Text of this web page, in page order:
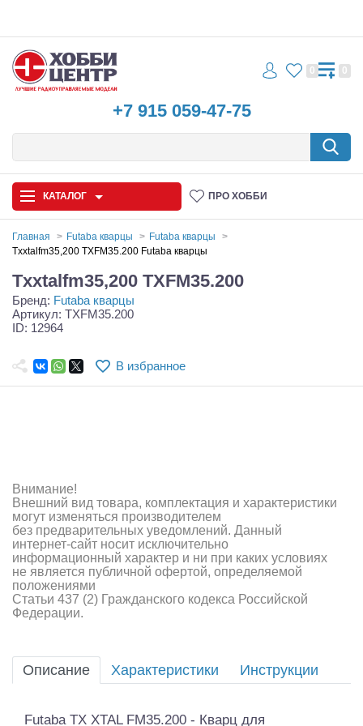
+7 915 059-47-75
0 0
КАТАЛОГ ПРО ХОББИ
Запчасти и аксессуары
Игрушки
Самолеты
Аппаратура и электроника
Аккумуляторы и батарейки
Зарядные устройства и блоки питания
Двигатели
Инструмент,измерительные приборы,расходники
Главная Futaba кварцы
Futaba кварцы
Txxtalfm35,200 TXFM35.200 Futaba кварцы
Txxtalfm35,200 TXFM35.200
Бренд: Futaba кварцы
Артикул: TXFM35.200
ID: 12964
В избранное
Внимание!
Внешний вид товара, комплектация и характеристики
могут изменяться производителем
без предварительных уведомлений. Данный
интернет-сайт носит исключительно
информационный характер и ни при каких условиях
не является публичной офертой, определяемой
положениями
Статьи 437 (2) Гражданского кодекса Российской
Федерации.
Описание Характеристики Инструкции
Futaba TX XTAL FM35.200 - Кварц для